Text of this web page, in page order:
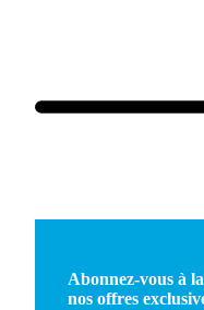
Abonnez-vous à
nos offres